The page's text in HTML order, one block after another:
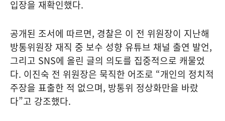
입장을 재확인했다.
공개된 조서에 따르면, 경찰은 이 전 위원장이 지난해
방통위원장 재직 중 보수 성향 유튜브 채널 출연 발언,
그리고 SNS에 올린 글의 의도를 집중적으로 캐물었
다. 이진숙 전 위원장은 묵직한 어조로 “개인의 정치적
주장을 표출한 적 없으며, 방통위 정상화만을 바랐
다”고 강조했다.